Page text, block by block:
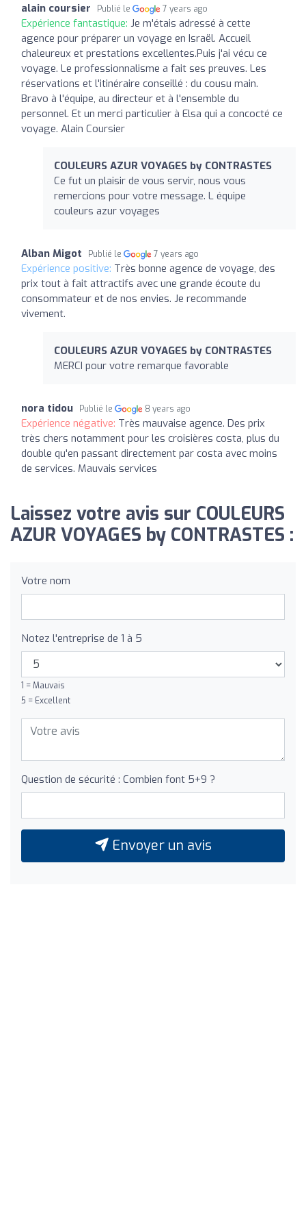
alain coursier Publié le 7 years ago
Expérience fantastique: Je m'étais adressé à cette
agence pour préparer un voyage en Israël. Accueil
chaleureux et prestations excellentes.Puis j'ai vécu ce
voyage. Le professionnalisme a fait ses preuves. Les
réservations et l'itinéraire conseillé : du cousu main.
Bravo à l'équipe, au directeur et à l'ensemble du
personnel. Et un merci particulier à Elsa qui a concocté ce
voyage. Alain Coursier
COULEURS AZUR VOYAGES by CONTRASTES
Ce fut un plaisir de vous servir, nous vous
remercions pour votre message. L équipe
couleurs azur voyages
Alban Migot Publié le 7 years ago
Expérience positive: Très bonne agence de voyage, des
prix tout à fait attractifs avec une grande écoute du
consommateur et de nos envies. Je recommande
vivement.
COULEURS AZUR VOYAGES by CONTRASTES
MERCI pour votre remarque favorable
nora tidou Publié le 8 years ago
Expérience négative: Très mauvaise agence. Des prix
très chers notamment pour les croisières costa, plus du
double qu'en passant directement par costa avec moins
de services. Mauvais services
Laissez votre avis sur COULEURS
AZUR VOYAGES by CONTRASTES :
Votre nom
Notez l'entreprise de 1 à 5
1 = Mauvais
5 = Excellent
Question de sécurité : Combien font 5+9 ?
Envoyer un avis